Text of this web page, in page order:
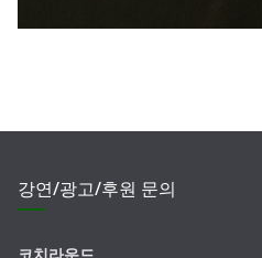
강연/광고/후원 문의